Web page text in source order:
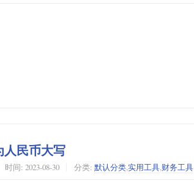
民币大写
时间: 2023-08-30 分类: 默认分类,实用工具,财务工具